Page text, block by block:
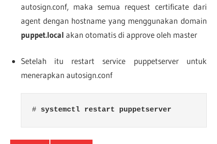
autosign.conf, maka semua request certificate dari
agent dengan hostname yang menggunakan domain
puppet.local akan otomatis di approve oleh master
Setelah itu restart service puppetserver untuk
menerapkan autosign.conf
# systemctl restart puppetserver